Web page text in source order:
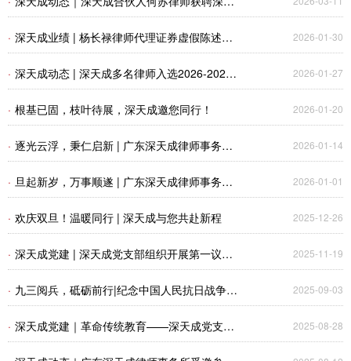
· 深天成业绩 | 杨长禄律师代理证券虚假陈述案
2026-01-30
· 深天成动态 | 深天成多名律师入选2026-2028
2026-01-27
· 根基已固，枝叶待展，深天成邀您同行！ 2026-01-20
· 逐光云浮，秉仁启新 | 广东深天成律师事务所
2026-01-14
· 旦起新岁，万事顺遂 | 广东深天成律师事务所
2026-01-01
· 欢庆双旦！温暖同行 | 深天成与您共赴新程 2025-12-26
· 深天成党建 | 深天成党支部组织开展第一议
2025-11-19
· 九三阅兵，砥砺前行|纪念中国人民抗日战争暨
体同仁观看阅兵仪式直播
2025-09-03
· 深天成党建｜革命传统教育——深天成党支部
2025-08-28